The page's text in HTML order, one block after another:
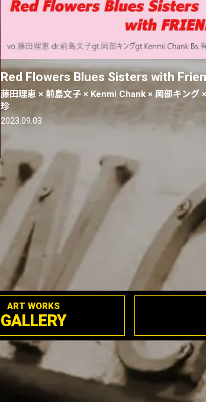
Red Flowers Blues Sisters with
藤田理恵 × 前島文子 × Kenmi Chank × 岡部キング
珍
2023.09.03
ART WORKS
GALLERY